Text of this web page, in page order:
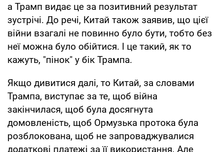
а Трамп видає це за позитивний результат
зустрічі. До речі, Китай також заявив, що цієї
війни взагалі не повинно було бути, тобто без
неї можна було обійтися. І це такий, як то
кажуть, "пінок" у бік Трампа.
Якщо дивитися далі, то Китай, за словами
Трампа, виступає за те, щоб війна
закінчилася, щоб була досягнута
домовленість, щоб Ормузька протока була
розблокована, щоб не запроваджувалися
додаткові платежі за її використання. Але